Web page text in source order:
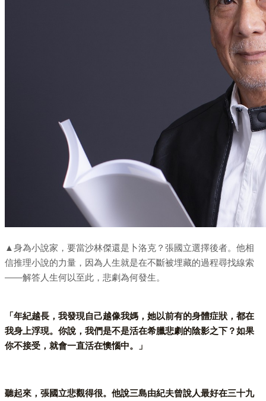
▲身為小說家，要當沙林傑還是卜洛克？張國立選擇後者。他相
信推理小說的力量，因為人生就是在不斷被埋藏的過程尋找線索
——解答人生何以至此，悲劇為何發生。
「年紀越長，我發現自己越像我媽，她以前有的身體症狀，都在
我身上浮現。你說，我們是不是活在希臘悲劇的陰影之下？如果
你不接受，就會一直活在懊惱中。」
聽起來，張國立悲觀得很。他說三島由紀夫曾說人最好在三十九